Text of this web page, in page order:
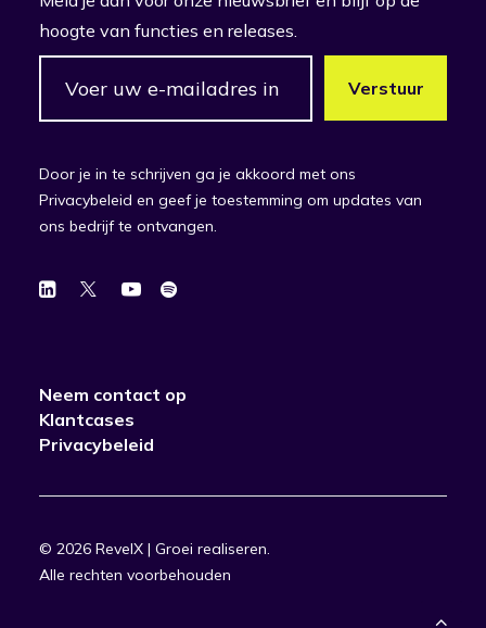
hoogte van functies en releases.
Door je in te schrijven ga je akkoord met ons
Privacybeleid en geef je toestemming om updates van
ons bedrijf te ontvangen.
Neem contact op
Klantcases
Privacybeleid
© 2026 RevelX | Groei realiseren.
Alle rechten voorbehouden